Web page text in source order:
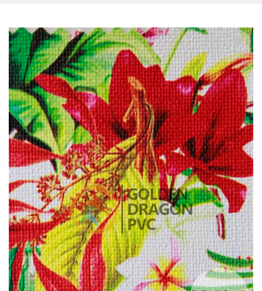
Add to
Wishlist